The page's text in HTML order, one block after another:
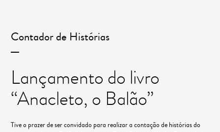
Contador de Histórias
Lançamento do livro
“Anacleto, o Balão”
Tive o prazer de ser convidado para realizar a contação de histórias do